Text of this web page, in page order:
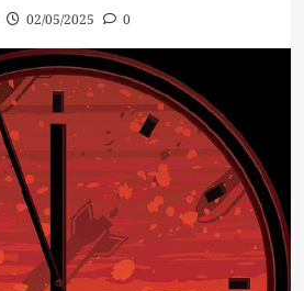
02/05/2025 0